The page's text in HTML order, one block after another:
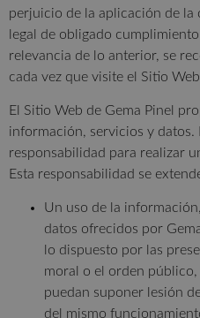
perjuicio de la aplicación de
legal de obligado
relevancia de lo anterior, se
cada vez que visite el Sitio
El Sitio Web de Gema Pinel
información, servicios y datos.
responsabilidad para realizar
Esta responsabilidad se
Un uso de la
datos ofrecidos por
lo dispuesto por las
moral o el orden
puedan suponer lesión
del mismo